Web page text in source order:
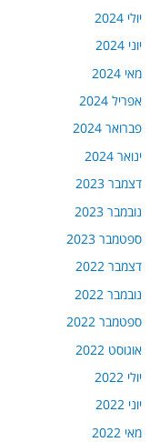
יולי 2024
יוני 2024
מאי 2024
אפריל 2024
פברואר 2024
ינואר 2024
דצמבר 2023
נובמבר 2023
ספטמבר 2023
דצמבר 2022
נובמבר 2022
ספטמבר 2022
אוגוסט 2022
יולי 2022
יוני 2022
מאי 2022